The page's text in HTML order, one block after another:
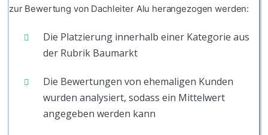
zur Bewertung von Dachleiter Alu herangezogen werden:
Die Platzierung innerhalb einer Kategorie aus
der Rubrik Baumarkt
Die Bewertungen von ehemaligen Kunden
wurden analysiert, sodass ein Mittelwert
angegeben werden kann